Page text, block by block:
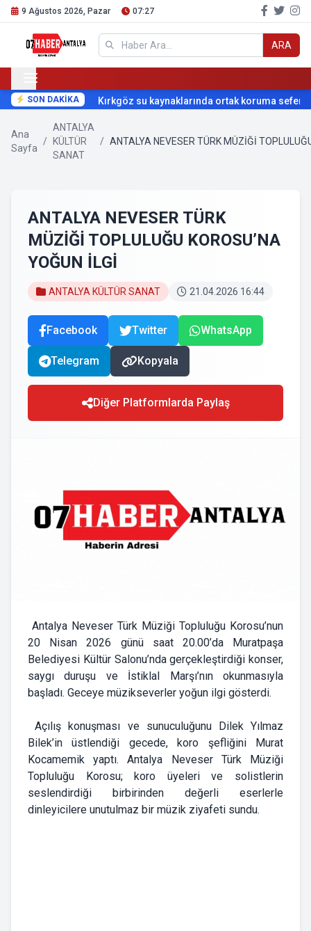
9 Ağustos 2026, Pazar 07:27
ARA
SON DAKİKA Kırkgöz su kaynaklarında ortak koruma
Ana
Sayfa
/
ANTALYA
KÜLTÜR
SANAT
/ ANTALYA NEVESER TÜRK MÜZİĞİ
ANTALYA NEVESER TÜRK
MÜZİĞİ TOPLULUĞU KOROSU’NA
YOĞUN İLGİ
ANTALYA KÜLTÜR SANAT 21.04.2026 16:44
Facebook Twitter WhatsApp
Telegram Kopyala
Diğer Platformlarda Paylaş
Antalya Neveser Türk Müziği Topluluğu Korosu’nun
20 Nisan 2026 günü saat 20.00’da Muratpaşa
Belediyesi Kültür Salonu’nda gerçekleştirdiği konser,
saygı duruşu ve İstiklal Marşı’nın okunmasıyla
başladı. Geceye müzikseverler yoğun ilgi gösterdi.
Açılış konuşması ve sunuculuğunu Dilek Yılmaz
Bilek’in üstlendiği gecede, koro şefliğini Murat
Kocamemik yaptı. Antalya Neveser Türk Müziği
Topluluğu Korosu; koro üyeleri ve solistlerin
seslendirdiği birbirinden değerli eserlerle
dinleyicilere unutulmaz bir müzik ziyafeti sundu.